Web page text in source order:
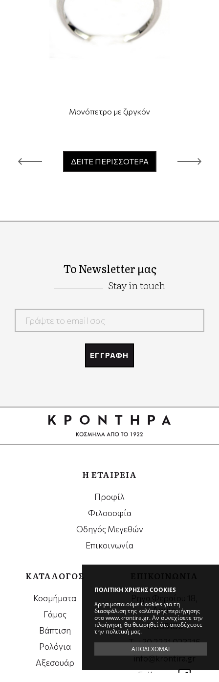
ΠΟΛΙΤΙΚΗ ΧΡΗΣΗΣ COOKIES
Χρησιμοποιούμε Cookies για τη
διασφάλιση της καλύτερης περιήγησης
στο www.krontira.gr. Αν συνεχίσετε την
πλοήγηση, θα θεωρηθεί ότι αποδέχεστε
την πολιτική μας.
ΑΠΟΔΕΧΟΜΑΙ
Μονόπετρο με ζιργκόν
ΔΕΙΤΕ ΠΕΡΙΣΣΟΤΕΡΑ
Το Newsletter μας
Stay in touch
ΕΓΓΡΑΦΗ
Η ΕΤΑΙΡΕΙΑ
Προφίλ
Φιλοσοφία
Οδηγός Μεγεθών
Επικοινωνία
ΚΑΤΑΛΟΓΟΣ
Κοσμήματα
Γάμος
Βάπτιση
Ρολόγια
Αξεσουάρ
Λαμία
ΤΚ. 35100
Τ. +30 2231 023216
info@krontira.gr
Follow us